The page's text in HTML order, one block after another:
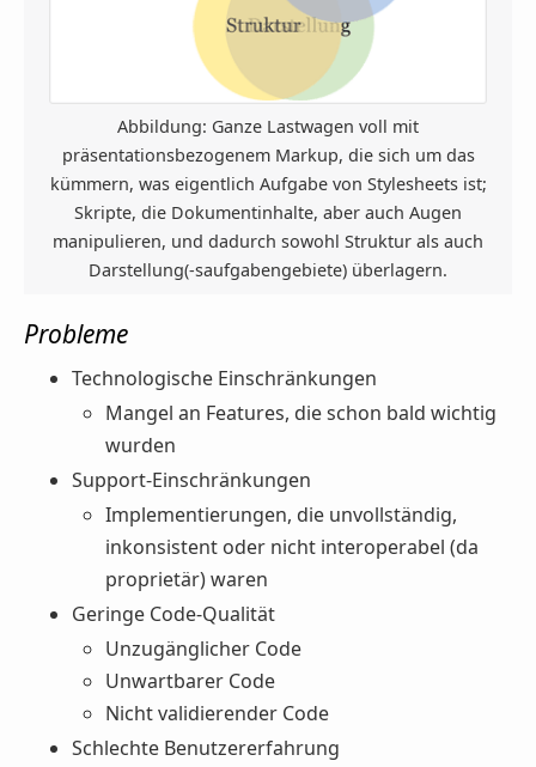
Abbildung: Ganze Lastwagen voll mit
präsentationsbezogenem Markup, die sich um das
kümmern, was eigentlich Aufgabe von Stylesheets ist;
Skripte, die Dokumentinhalte, aber auch Augen
manipulieren, und dadurch sowohl Struktur als auch
Darstellung(-saufgabengebiete) überlagern.
Probleme
Technologische Einschränkungen
Mangel an Features, die schon bald wichtig
wurden
Support-Einschränkungen
Implementierungen, die unvollständig,
inkonsistent oder nicht interoperabel (da
proprietär) waren
Geringe Code-Qualität
Unzugänglicher Code
Unwartbarer Code
Nicht validierender Code
Schlechte Benutzererfahrung